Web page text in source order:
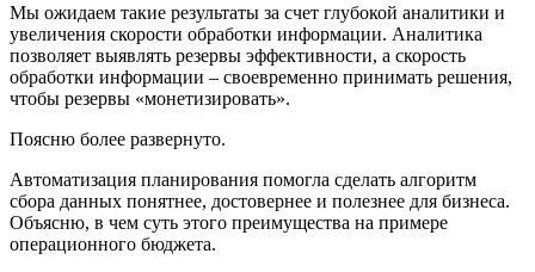
Мы ожидаем такие результаты за счет глубокой аналитики и
увеличения скорости обработки информации. Аналитика
позволяет выявлять резервы эффективности, а скорость
обработки информации – своевременно принимать решения,
чтобы резервы «монетизировать».
Поясню более развернуто.
Автоматизация планирования помогла сделать алгоритм
сбора данных понятнее, достовернее и полезнее для бизнеса.
Объясню, в чем суть этого преимущества на примере
операционного бюджета.